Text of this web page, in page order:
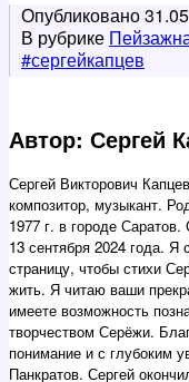
Опубликовано
В рубрике
#сергейкапцев
Автор: Сергей
Сергей Викторович
композитор, музыкант.
1977 г. в городе
13 сентября 2024 года. Я
страницу, чтобы стихи
жить. Я читаю ваши
имеете возможность
творчеством Серёжи.
понимание и с глубоким
Панкратов. Сергей